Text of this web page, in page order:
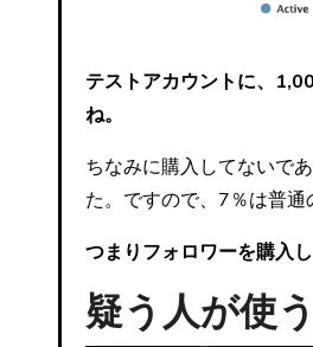
テストアカウントに、
ね。
ちなみに購入してないで
た。ですので、7％は普通
つまりフォロワーを購入
疑う人が使